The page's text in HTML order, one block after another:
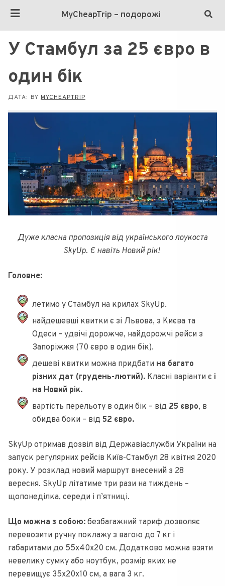
MyCheapTrip – подорожі
У Стамбул за 25 євро в
один бік
ДАТА: BY MYCHEAPTRIP
Дуже класна пропозиція від українського лоукоста
SkyUp. Є навіть Новий рік!
Головне:
летимо у Стамбул на крилах SkyUp.
найдешевші квитки є зі Львова, з Києва та
Одеси – удвічі дорожче, найдорожчі рейси з
Запоріжжя (70 євро в один бік).
дешеві квитки можна придбати на багато
різних дат (грудень-лютий). Класні варіанти є і
на Новий рік.
вартість перельоту в один бік – від 25 євро, в
обидва боки – від 52 євро.
SkyUp отримав дозвіл від Державіаслужби України на
запуск регулярних рейсів Київ-Стамбул 28 квітня 2020
року. У розклад новий маршрут внесений з 28
вересня. SkyUp літатиме три рази на тиждень –
щопонеділка, середи і п’ятниці.
Що можна з собою: безбагажний тариф дозволяє
перевозити ручну поклажу з вагою до 7 кг і
габаритами до 55х40х20 см. Додатково можна взяти
невелику сумку або ноутбук, розмір яких не
перевищує 35х20х10 см, а вага 3 кг.